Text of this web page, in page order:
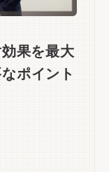
果を最大
ポイント